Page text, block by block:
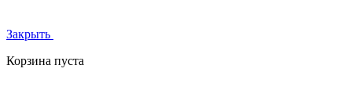
Закрыть
Корзина пуста